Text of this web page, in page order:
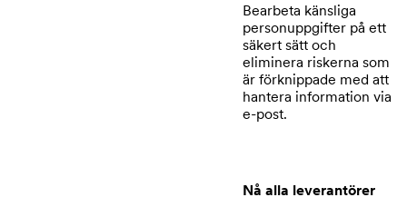
Bearbeta känsliga
personuppgifter på ett
säkert sätt och
eliminera riskerna som
är förknippade med att
hantera information via
e-post.
Nå alla leverantörer